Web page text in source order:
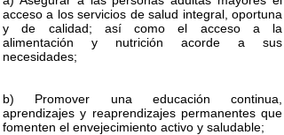
acceso a los servicios de salud integral, oportuna
y de calidad; así como el acceso a la
alimentación y nutrición acorde a sus
necesidades;
b) Promover una educación continua,
aprendizajes y reaprendizajes permanentes que
fomenten el envejecimiento activo y saludable;